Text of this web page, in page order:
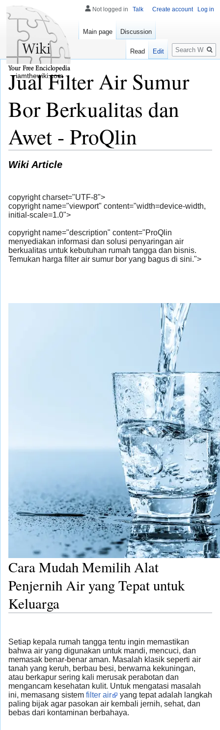
Jual Filter Air Sumur
Bor Berkualitas dan
Awet - ProQlin
Wiki Article
copyright charset="UTF-8">
copyright name="viewport" content="width=device-width,
initial-scale=1.0">
copyright name="description" content="ProQlin
menyediakan informasi dan solusi penyaringan air
berkualitas untuk kebutuhan rumah tangga dan bisnis.
Temukan harga filter air sumur bor yang bagus di sini.">
Cara Mudah Memilih Alat
Penjernih Air yang Tepat untuk
Keluarga
Setiap kepala rumah tangga tentu ingin memastikan
bahwa air yang digunakan untuk mandi, mencuci, dan
memasak benar-benar aman. Masalah klasik seperti air
tanah yang keruh, berbau besi, berwarna kekuningan,
atau berkapur sering kali merusak perabotan dan
mengancam kesehatan kulit. Untuk mengatasi masalah
ini, memasang sistem filter air
yang tepat adalah langkah
paling bijak agar pasokan air kembali jernih, sehat, dan
bebas dari kontaminan berbahaya.
Not logged in Talk Create account Log in
Main page Discussion
Read Edit
Search
iamthewiki.com